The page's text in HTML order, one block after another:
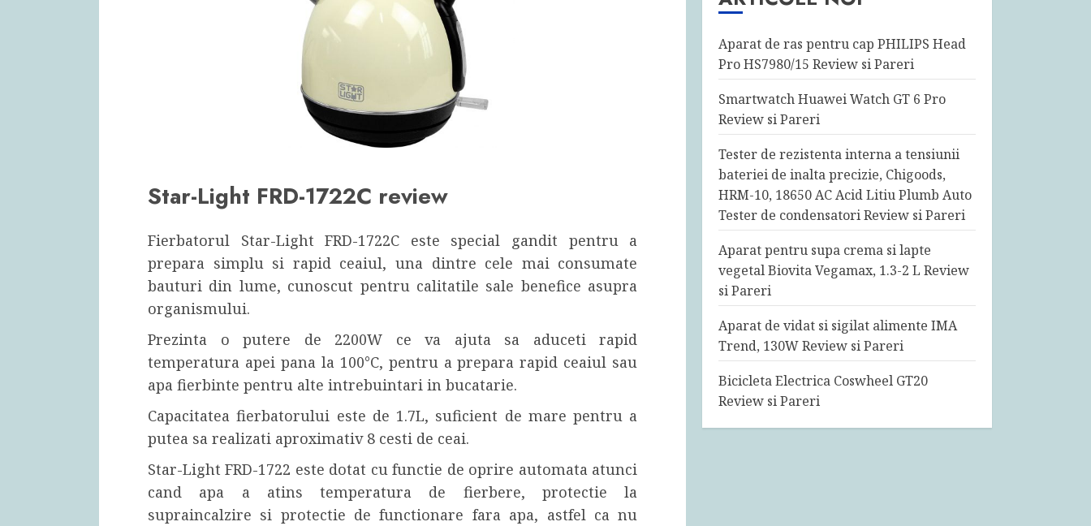
Star-Light FRD-1722C review
Fierbatorul Star-Light FRD-1722C este special gandit pentru a
prepara simplu si rapid ceaiul, una dintre cele mai consumate
bauturi din lume, cunoscut pentru calitatile sale benefice asupra
organismului.
Prezinta o putere de 2200W ce va ajuta sa aduceti rapid
temperatura apei pana la 100°C, pentru a prepara rapid ceaiul sau
apa fierbinte pentru alte intrebuintari in bucatarie.
Capacitatea fierbatorului este de 1.7L, suficient de mare pentru a
putea sa realizati aproximativ 8 cesti de ceai.
Star-Light FRD-1722 este dotat cu functie de oprire automata atunci
cand apa a atins temperatura de fierbere, protectie la
supraincalzire si protectie de functionare fara apa, astfel ca nu
Aparat de ras pentru cap PHILIPS Head
Pro HS7980/15 Review si Pareri
Smartwatch Huawei Watch GT 6 Pro
Review si Pareri
Tester de rezistenta interna a tensiunii
bateriei de inalta precizie, Chigoods,
HRM-10, 18650 AC Acid Litiu Plumb Auto
Tester de condensatori Review si Pareri
Aparat pentru supa crema si lapte
vegetal Biovita Vegamax, 1.3-2 L Review
si Pareri
Aparat de vidat si sigilat alimente IMA
Trend, 130W Review si Pareri
Bicicleta Electrica Coswheel GT20
Review si Pareri